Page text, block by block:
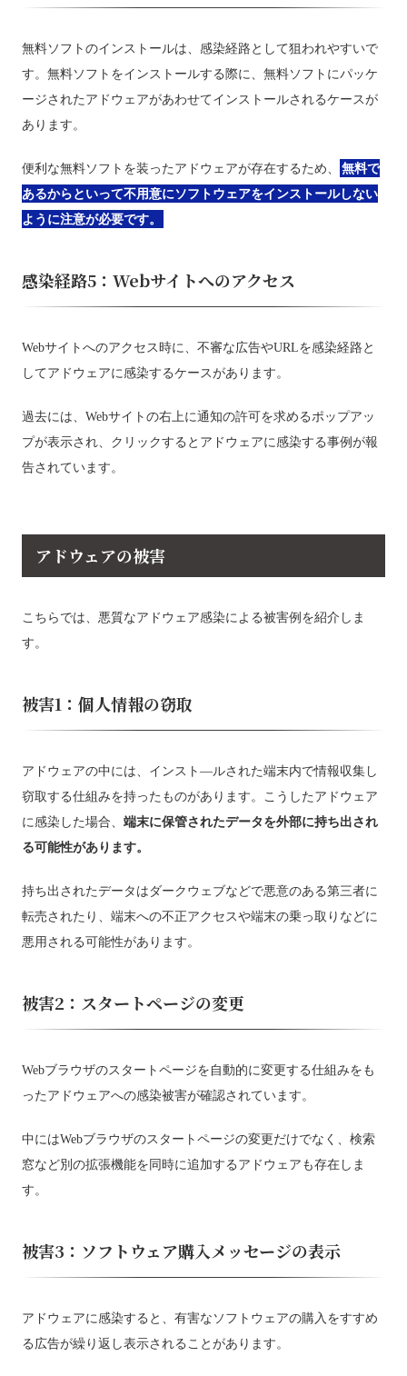
無料ソフトのインストールは、感染経路として狙われやすいで
す。無料ソフトをインストールする際に、無料ソフトにパッケ
ージされたアドウェアがあわせてインストールされるケースが
あります。
便利な無料ソフトを装ったアドウェアが存在するため、
無料で
あるからといって不用意にソフトウェアをインストールしない
ように注意が必要です。
感染経路5：Webサイトへのアクセス
Webサイトへのアクセス時に、不審な広告やURLを感染経路と
してアドウェアに感染するケースがあります。
過去には、Webサイトの右上に通知の許可を求めるポップアッ
プが表示され、クリックするとアドウェアに感染する事例が報
告されています。
アドウェアの被害
こちらでは、悪質なアドウェア感染による被害例を紹介しま
す。
被害1：個人情報の窃取
アドウェアの中には、インスト―ルされた端末内で情報収集し
窃取する仕組みを持ったものがあります。こうしたアドウェア
に感染した場合、 端末に保管されたデータを外部に持ち出され
る可能性があります。
持ち出されたデータはダークウェブなどで悪意のある第三者に
転売されたり、端末への不正アクセスや端末の乗っ取りなどに
悪用される可能性があります。
被害2：スタートページの変更
Webブラウザのスタートページを自動的に変更する仕組みをも
ったアドウェアへの感染被害が確認されています。
中にはWebブラウザのスタートページの変更だけでなく、検索
窓など別の拡張機能を同時に追加するアドウェアも存在しま
す。
被害3：ソフトウェア購入メッセージの表示
アドウェアに感染すると、有害なソフトウェアの購入をすすめ
る広告が繰り返し表示されることがあります。